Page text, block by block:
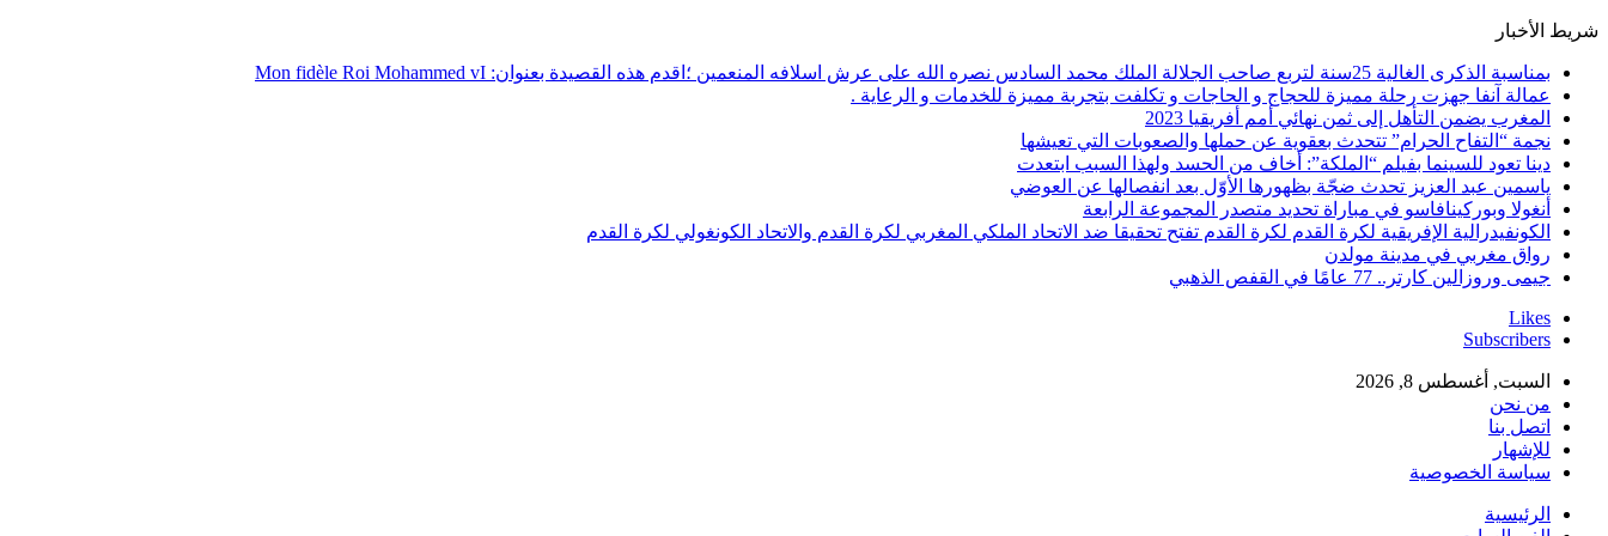
شريط الأخبار
بمناسبة الذكرى الغالية 25سنة لتربع صاحب الجلالة الملك محمد السادس نصره الله على عرش اسلافه المنعمين ؛اقدم هذه القصيدة بعنوان: Mon fidèle Roi Mohammed vI
عمالة آنفا جهزت رحلة مميزة للحجاج و الحاجات و تكلفت بتجربة مميزة للخدمات و الرعاية .
المغرب يضمن التأهل إلى ثمن نهائي أمم أفريقيا 2023
نجمة “التفاح الحرام” تتحدث بعقوية عن حملها والصعوبات التي تعيشها
دينا تعود للسينما بفيلم “الملكة”: أخاف من الحسد ولهذا السبب ابتعدت
ياسمين عبد العزيز تحدث ضجّة بظهورها الأوّل بعد انفصالها عن العوضي
أنغولا وبوركينافاسو في مباراة تحديد متصدر المجموعة الرابعة
الكونفيدرالية الإفريقية لكرة القدم لكرة القدم تفتح تحقيقا ضد الاتحاد الملكي المغربي لكرة القدم والاتحاد الكونغولي لكرة القدم
رواق مغربي في مدينة مولدن
جيمى وروزالين كارتر.. 77 عامًا في القفص الذهبي
Likes
Subscribers
السبت, أغسطس 8, 2026
من نحن
اتصل بنا
للإشهار
سياسة الخصوصية
الرئيسية